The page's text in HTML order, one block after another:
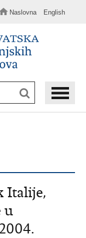
Naslovna English
Italije,
u